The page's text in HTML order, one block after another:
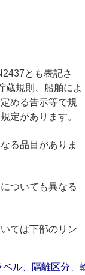
とも表記さ
蔵規則、船舶によ
める告示等で規
定があります。
る品目がありま
ついても異なる
ては下部のリン
ル、隔離区分、